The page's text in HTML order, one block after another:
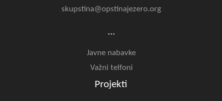
KONTAKT
skupstina@opstinajezero.org
...
Javne nabavke
Važni telfoni
Projekti